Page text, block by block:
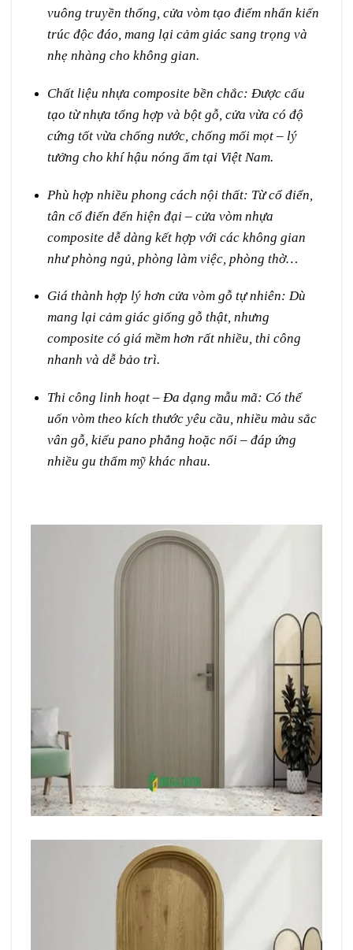
vuông truyền thống, cửa vòm tạo điểm nhấn kiến
trúc độc đáo, mang lại cảm giác sang trọng và
nhẹ nhàng cho không gian.
Chất liệu nhựa composite bền chắc: Được cấu
tạo từ nhựa tổng hợp và bột gỗ, cửa vừa có độ
cứng tốt vừa chống nước, chống mối mọt – lý
tưởng cho khí hậu nóng ẩm tại Việt Nam.
Phù hợp nhiều phong cách nội thất: Từ cổ điển,
tân cổ điển đến hiện đại – cửa vòm nhựa
composite dễ dàng kết hợp với các không gian
như phòng ngủ, phòng làm việc, phòng thờ…
Giá thành hợp lý hơn cửa vòm gỗ tự nhiên: Dù
mang lại cảm giác giống gỗ thật, nhưng
composite có giá mềm hơn rất nhiều, thi công
nhanh và dễ bảo trì.
Thi công linh hoạt – Đa dạng mẫu mã: Có thể
uốn vòm theo kích thước yêu cầu, nhiều màu sắc
vân gỗ, kiểu pano phẳng hoặc nổi – đáp ứng
nhiều gu thẩm mỹ khác nhau.